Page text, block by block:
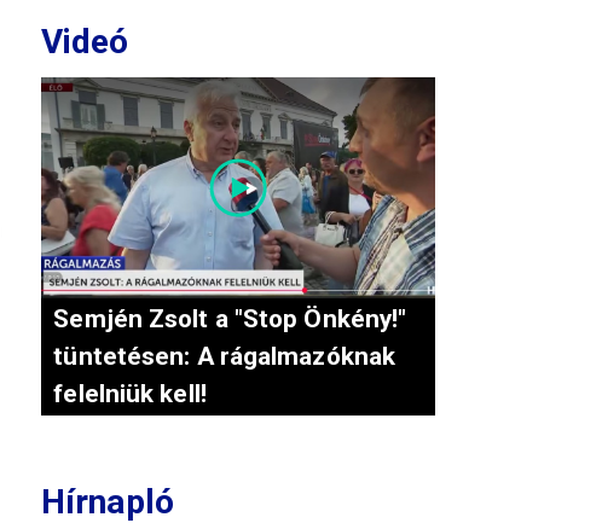
Videó
Semjén Zsolt a "Stop Önkény!"
tüntetésen: A rágalmazóknak
felelniük kell!
Hírnapló